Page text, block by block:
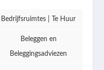
Bedrijfsruimtes | Te Huur
Beleggen en
Beleggingsadviezen